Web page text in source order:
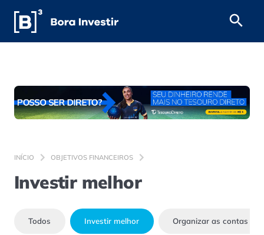
INÍCIO OBJETIVOS FINANCEIROS
Investir melhor
Todos Investir melhor Organizar as contas